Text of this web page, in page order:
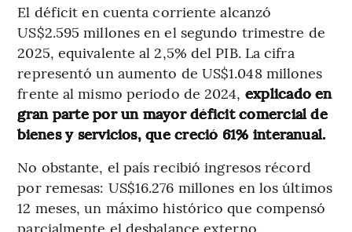
El déficit en cuenta corriente alcanzó
US$2.595 millones en el segundo trimestre de
2025, equivalente al 2,5% del PIB. La cifra
representó un aumento de US$1.048 millones
frente al mismo periodo de 2024, explicado en
gran parte por un mayor déficit comercial de
bienes y servicios, que creció 61% interanual.
No obstante, el país recibió ingresos récord
por remesas: US$16.276 millones en los últimos
12 meses, un máximo histórico que compensó
parcialmente el desbalance externo.